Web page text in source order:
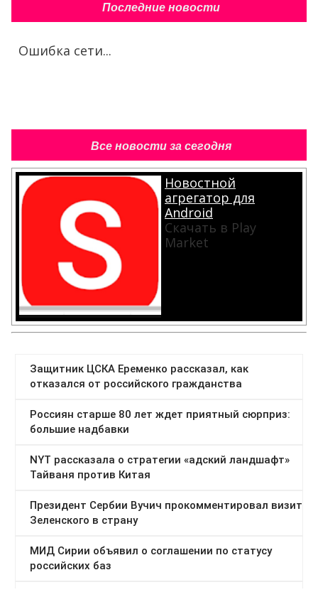
Последние новости
Ошибка сети...
Все новости за сегодня
Новостной
агрегатор для
Android
Скачать в Play
Market